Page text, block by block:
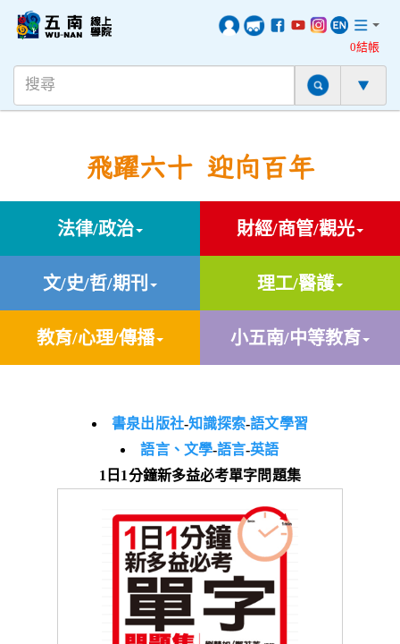
0結帳
飛躍六十 迎向百年
法律/政治 財經/商管/觀光
文/史/哲/期刊 理工/醫護
教育/心理/傳播 小五南/中等教育
書泉出版社-知識探索-語文學習
語言、文學-語言-英語
1日1分鐘新多益必考單字問題集